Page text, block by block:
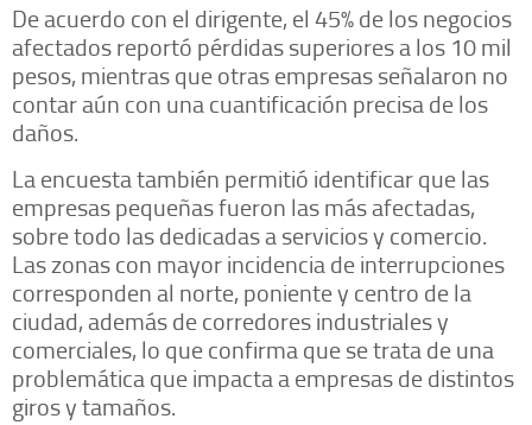
De acuerdo con el dirigente, el 45% de los negocios
afectados reportó pérdidas superiores a los 10 mil
pesos, mientras que otras empresas señalaron no
contar aún con una cuantificación precisa de los
daños.
La encuesta también permitió identificar que las
empresas pequeñas fueron las más afectadas,
sobre todo las dedicadas a servicios y comercio.
Las zonas con mayor incidencia de interrupciones
corresponden al norte, poniente y centro de la
ciudad, además de corredores industriales y
comerciales, lo que confirma que se trata de una
problemática que impacta a empresas de distintos
giros y tamaños.